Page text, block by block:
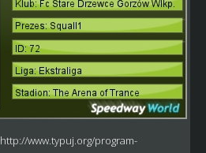
http://www.typuj.org/program-